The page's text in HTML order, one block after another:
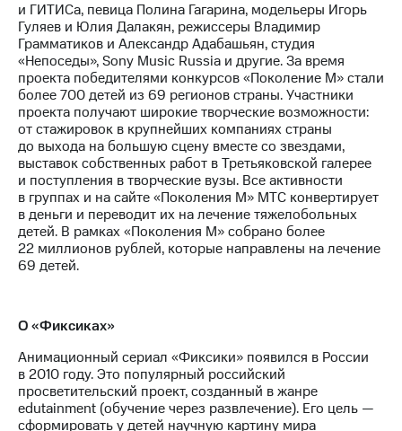
и ГИТИСа, певица Полина Гагарина, модельеры Игорь
Гуляев и Юлия Далакян, режиссеры Владимир
Грамматиков и Александр Адабашьян, студия
«Непоседы», Sony Music Russia и другие. За время
проекта победителями конкурсов «Поколение М» стали
более 700 детей из 69 регионов страны. Участники
проекта получают широкие творческие возможности:
от стажировок в крупнейших компаниях страны
до выхода на большую сцену вместе со звездами,
выставок собственных работ в Третьяковской галерее
и поступления в творческие вузы. Все активности
в группах и на сайте «Поколения М» МТС конвертирует
в деньги и переводит их на лечение тяжелобольных
детей. В рамках «Поколения М» собрано более
22 миллионов рублей, которые направлены на лечение
69 детей.
О «Фиксиках»
Анимационный сериал «Фиксики» появился в России
в 2010 году. Это популярный российский
просветительский проект, созданный в жанре
edutainment (обучение через развлечение). Его цель —
сформировать у детей научную картину мира